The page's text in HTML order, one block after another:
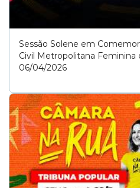
Sessão Solene em
Civil Metropolitana Feminina
06/04/2026